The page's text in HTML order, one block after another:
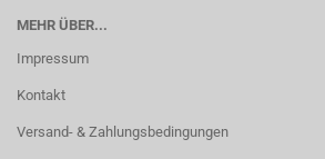
MEHR ÜBER...
Impressum
Kontakt
Versand- & Zahlungsbedingungen